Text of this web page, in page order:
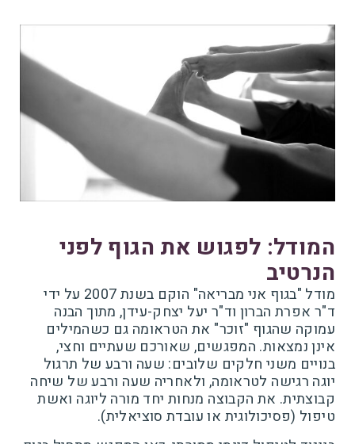
המודל: לפגוש את הגוף לפני
הנרטיב
מודל "בגוף אני מבריאה" הוקם בשנת 2007 על ידי
ד"ר אפרת הברון וד"ר יעל יצחק-עידן, מתוך הבנה
עמוקה שהגוף "זוכר" את הטראומה גם כשהמילים
אינן נמצאות. המפגשים, שאורכם שעתיים וחצי,
בנויים משני חלקים שלובים: שעה ורבע של תרגול
יוגה רגישה לטראומה, ולאחריה שעה ורבע של שיחה
קבוצתית. את הקבוצה מנחות יחד מורה ליוגה ואשת
טיפול (פסיכולוגית או עובדת סוציאלית).